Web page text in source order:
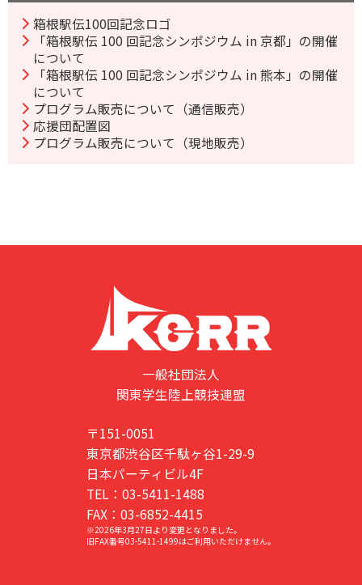
箱根駅伝100回記念ロゴ
「箱根駅伝 100 回記念シンポジウム in 京都」の開催
について
「箱根駅伝 100 回記念シンポジウム in 熊本」の開催
について
プログラム販売について（通信販売）
応援団配置図
プログラム販売について（現地販売）
一般社団法人
関東学生陸上競技連盟
〒151-0051
東京都渋谷区千駄ヶ谷1-29-9
日本パーティビル4F
TEL：03-5411-1488
FAX：03-6852-4415
※2026年3月27日より変更となりました。
旧FAX番号03-5411-1499はご利用いただけません。